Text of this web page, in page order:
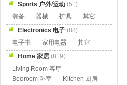
Sports 户外/运动 (51)
装备
器械 护具
其它
Electronics 电子 (88)
电子书
家用电器
其它
Home 家居 (819)
Living Room 客厅
Bedroom 卧室
Kitchen 厨房